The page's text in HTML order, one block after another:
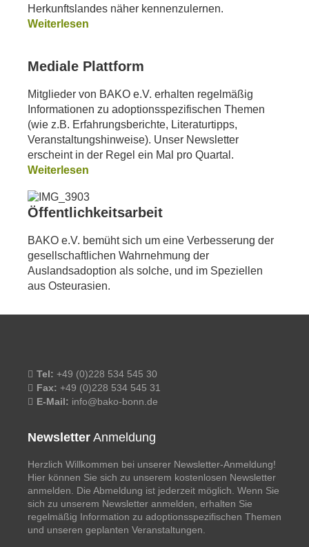
Herkunftslandes näher kennenzulernen.
Weiterlesen
Mediale Plattform
Mitglieder von BAKO e.V. erhalten regelmäßig
Informationen zu adoptionsspezifischen Themen
(wie z.B. Erfahrungsberichte, Literaturtipps,
Veranstaltungshinweise). Unser Newsletter
erscheint in der Regel ein Mal pro Quartal.
Weiterlesen
Öffentlichkeitsarbeit
BAKO e.V. bemüht sich um eine Verbesserung der
gesellschaftlichen Wahrnehmung der
Auslandsadoption als solche, und im Speziellen
aus Osteurasien.
Tel: +49 (0)228 534 545 30
Fax: +49 (0)228 534 545 31
E-Mail: info@bako-bonn.de
Newsletter Anmeldung
Herzlich Willkommen bei unserer Newsletter-Anmeldung!
Hier können Sie sich zu unserem kostenlosen Newsletter
anmelden. Die Abmeldung ist jederzeit möglich. Wenn Sie
sich zu unserem Newsletter anmelden, erhalten Sie
regelmäßig Information zu adoptionsspezifischen Themen
und unseren geplanten Veranstaltungen.